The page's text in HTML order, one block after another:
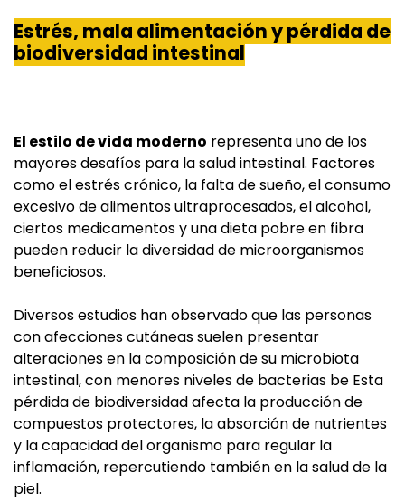
Estrés, mala alimentación y pérdida de
biodiversidad intestinal
El estilo de vida moderno representa uno de los
mayores desafíos para la salud intestinal. Factores
como el estrés crónico, la falta de sueño, el consumo
excesivo de alimentos ultraprocesados, el alcohol,
ciertos medicamentos y una dieta pobre en fibra
pueden reducir la diversidad de microorganismos
beneficiosos.
Diversos estudios han observado que las personas
con afecciones cutáneas suelen presentar
alteraciones en la composición de su microbiota
intestinal, con menores niveles de bacterias be Esta
pérdida de biodiversidad afecta la producción de
compuestos protectores, la absorción de nutrientes
y la capacidad del organismo para regular la
inflamación, repercutiendo también en la salud de la
piel.